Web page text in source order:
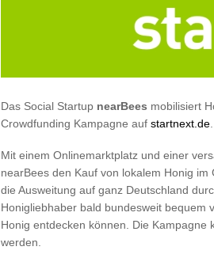
Das Social Startup nearBees mobilisiert
Crowdfunding Kampagne auf startnext.de
Mit einem Onlinemarktplatz und einer
nearBees den Kauf von lokalem Honig
die Ausweitung auf ganz Deutschland
Honigliebhaber bald bundesweit bequem
Honig entdecken können. Die Kampagne
werden.